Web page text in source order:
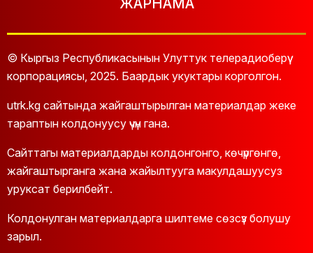
© Кыргыз Республикасынын Улуттук телерадиоберүү
корпорациясы, 2025. Баардык укуктары корголгон.
utrk.kg сайтында жайгаштырылган материалдар жеке
тараптын колдонуусу үчүн гана.
Сайттагы материалдарды колдонгонго, көчүргөнгө,
жайгаштырганга жана жайылтууга макулдашуусуз
уруксат берилбейт.
Колдонулган материалдарга шилтеме сөзсүз болушу
зарыл.